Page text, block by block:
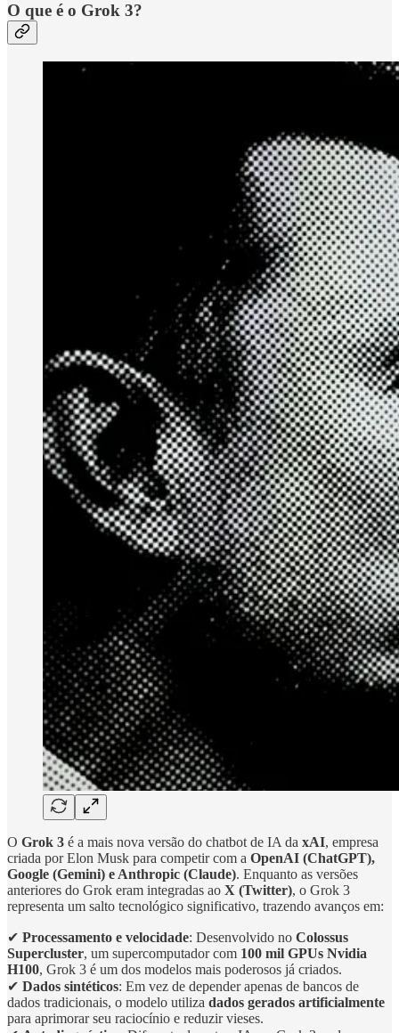
O que é o Grok 3?
O Grok 3 é a mais nova versão do chatbot de IA da xAI, empresa
criada por Elon Musk para competir com a OpenAI (ChatGPT),
Google (Gemini) e Anthropic (Claude). Enquanto as versões
anteriores do Grok eram integradas ao X (Twitter), o Grok 3
representa um salto tecnológico significativo, trazendo avanços em:
✔ Processamento e velocidade: Desenvolvido no Colossus
Supercluster, um supercomputador com 100 mil GPUs Nvidia
H100, Grok 3 é um dos modelos mais poderosos já criados.
✔ Dados sintéticos: Em vez de depender apenas de bancos de
dados tradicionais, o modelo utiliza dados gerados artificialmente
para aprimorar seu raciocínio e reduzir vieses.